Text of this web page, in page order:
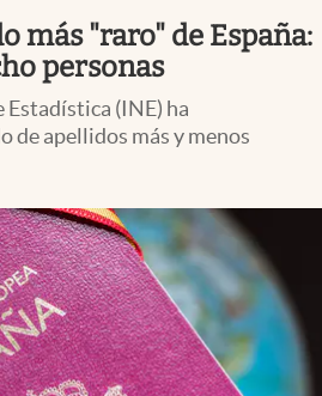
más "raro" de España:
personas
(INE) ha
de apellidos más y menos